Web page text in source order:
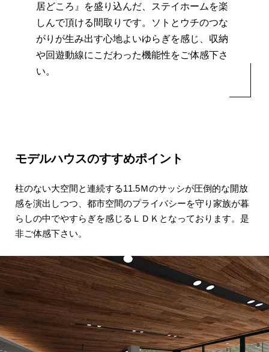
居どころ』を盛り込んだ、ステイホームを楽
しんで頂ける間取りです。
ソトとウチのつな
がりが生み出す心地よいゆらぎを感じ、 収納
や回遊動線にこだわった機能性をご体感下さ
い。
モデルハウスのすすめポイント
柱のない大空間と連続する11.5Ｍのサッシが圧倒的な開放
感を演出しつつ、 都市空間のプライバシーを守り家族が暮
らしの中でやすらぎを感じる ＬＤＫとなっております。是
非ご体感下さい。